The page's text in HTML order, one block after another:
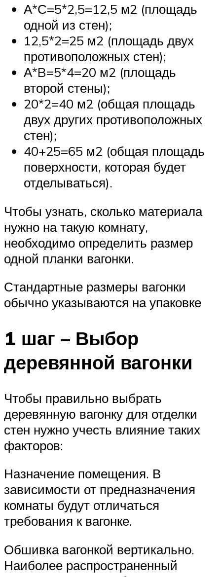
А*С=5*2,5=12,5 м2 (площадь
одной из стен);
12,5*2=25 м2 (площадь двух
противоположных стен);
А*B=5*4=20 м2 (площадь
второй стены);
20*2=40 м2 (общая площадь
двух других противоположных
стен);
40+25=65 м2 (общая площадь
поверхности, которая будет
отделываться).
Чтобы узнать, сколько материала
нужно на такую комнату,
необходимо определить размер
одной планки вагонки.
Стандартные размеры вагонки
обычно указываются на упаковке
1 шаг – Выбор
деревянной вагонки
Чтобы правильно выбрать
деревянную вагонку для отделки
стен нужно учесть влияние таких
факторов:
Назначение помещения. В
зависимости от предназначения
комнаты будут отличаться
требования к вагонке.
Обшивка вагонкой вертикально.
Наиболее распространенный